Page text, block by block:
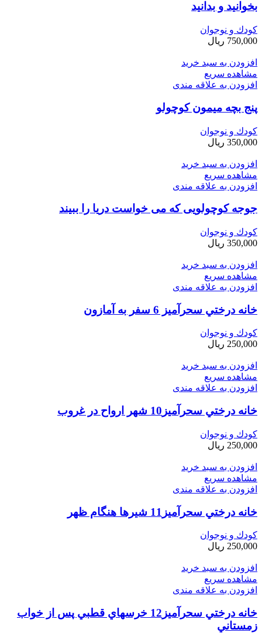
بخوانید و بدانید
کودك و نوجوان
750,000 ریال
افزودن به سبد خرید
مشاهده سریع
افزودن به علاقه مندی
پنج بچه میمون کوچولو
کودك و نوجوان
350,000 ریال
افزودن به سبد خرید
مشاهده سریع
افزودن به علاقه مندی
جوجه کوچولویی که می خواست دریا را ببیند
کودك و نوجوان
350,000 ریال
افزودن به سبد خرید
مشاهده سریع
افزودن به علاقه مندی
خانه درختي سحرآميز 6 سفر به آمازون
کودك و نوجوان
250,000 ریال
افزودن به سبد خرید
مشاهده سریع
افزودن به علاقه مندی
خانه درختي سحرآميز10 شهر ارواح در غروب
کودك و نوجوان
250,000 ریال
افزودن به سبد خرید
مشاهده سریع
افزودن به علاقه مندی
خانه درختي سحرآميز11 شيرها هنگام ظهر
کودك و نوجوان
250,000 ریال
افزودن به سبد خرید
مشاهده سریع
افزودن به علاقه مندی
خانه درختي سحرآميز12 خرسهاي قطبي پس از خواب
زمستاني